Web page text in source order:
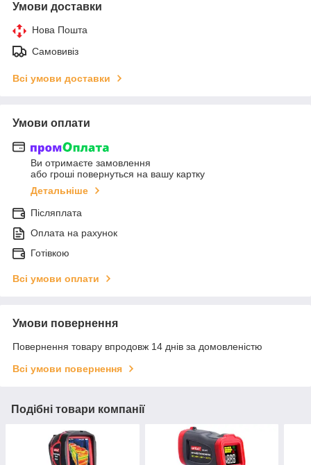
Умови доставки
Нова Пошта
Самовивіз
Всі умови доставки
Умови оплати
Ви отримаєте замовлення
або гроші повернуться на вашу картку
Детальніше
Післяплата
Оплата на рахунок
Готівкою
Всі умови оплати
Умови повернення
Повернення товару впродовж 14 днів за домовленістю
Всі умови повернення
Подібні товари компанії